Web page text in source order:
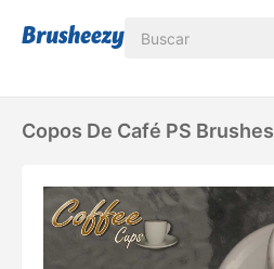
Copos De Café PS Brushes